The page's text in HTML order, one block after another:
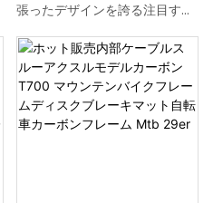
張ったデザインを誇る注目すべ
きカーボンファイバー マウンテ
ン バイク フレームです。 フレ
ーム サイズが充実していること
が特徴で、14 インチ、15 イン
チ、16 インチ、17 インチ、19